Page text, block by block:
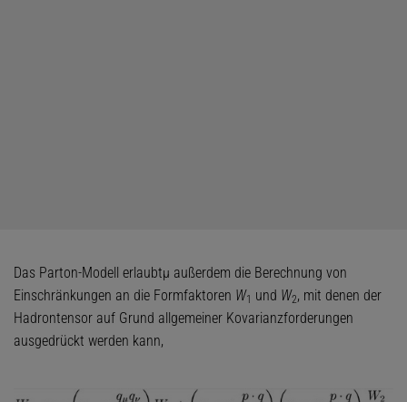
Das Parton-Modell erlaubtµ außerdem die Berechnung von
Einschränkungen an die Formfaktoren W1 und W2, mit denen der
Hadrontensor auf Grund allgemeiner Kovarianzforderungen
ausgedrückt werden kann,